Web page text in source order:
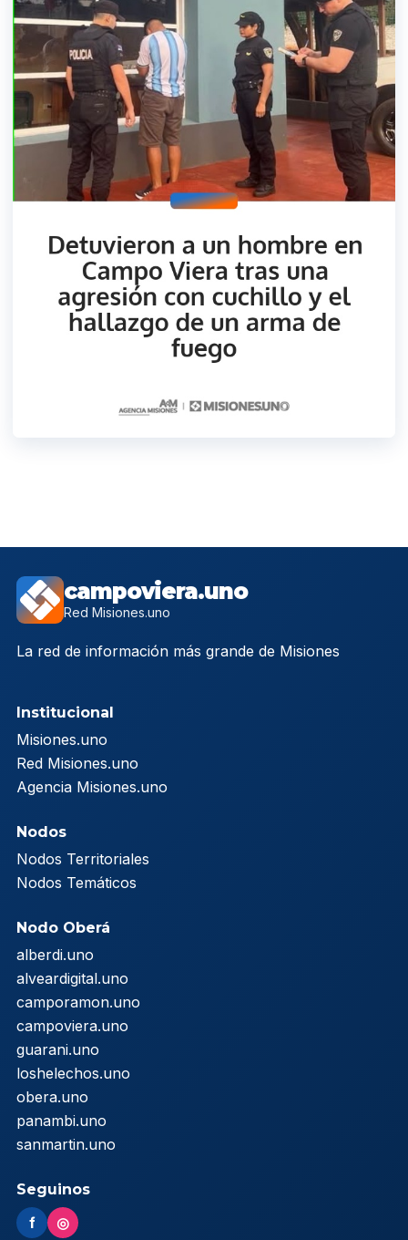
campoviera.uno
Red Misiones.uno
La red de información más grande de Misiones
Institucional
Misiones.uno
Red Misiones.uno
Agencia Misiones.uno
Nodos
Nodos Territoriales
Nodos Temáticos
Nodo Oberá
alberdi.uno
alveardigital.uno
camporamon.uno
campoviera.uno
guarani.uno
loshelechos.uno
obera.uno
panambi.uno
sanmartin.uno
Seguinos
f ◎